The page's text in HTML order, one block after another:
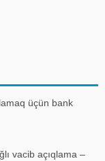
üçün bank
vacib açıqlama –